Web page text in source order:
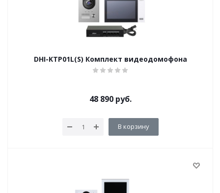
DHI-KTP01L(S) Комплект видеодомофона
48 890 руб.
В корзину